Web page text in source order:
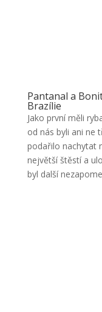
Pantanal a
Brazílie
Jako první měli
od nás byli ani ne
podařilo nachytat
největší štěstí a
byl další